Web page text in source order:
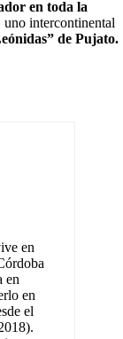
en toda la
intercontinental
de Pujato.
en
en
en
el